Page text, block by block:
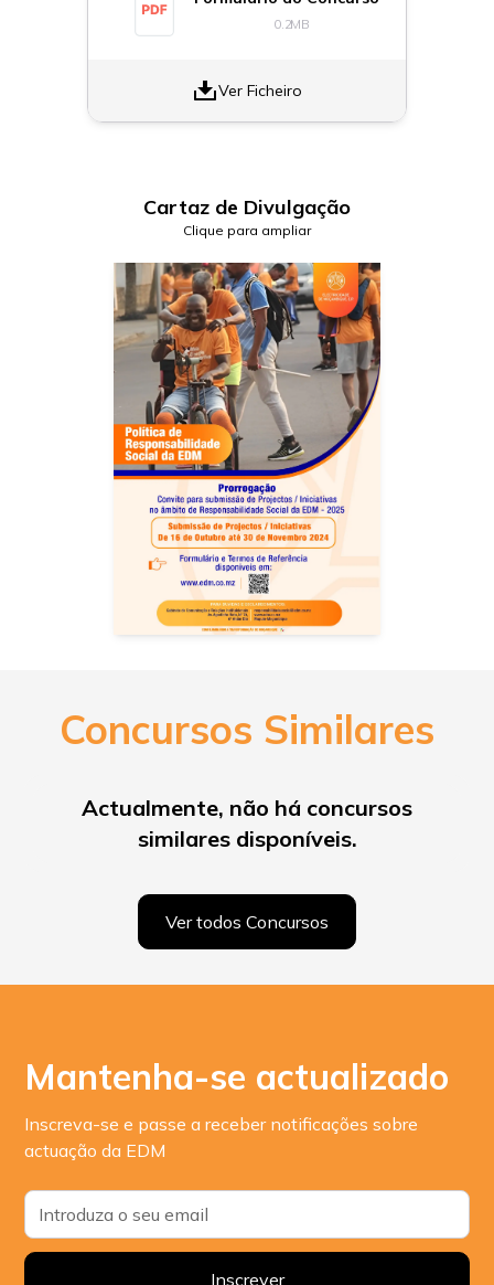
0.2MB
Ver Ficheiro
Cartaz de Divulgação
Clique para ampliar
Concursos Similares
Actualmente, não há concursos
similares disponíveis.
Ver todos Concursos
Mantenha-se actualizado
Inscreva-se e passe a receber notificações sobre
actuação da EDM